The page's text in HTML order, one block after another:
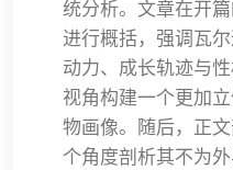
统分析。文章在开
进行概括，强调瓦
动力、成长轨迹与
视角构建一个更加
物画像。随后，正
个角度剖析其不为